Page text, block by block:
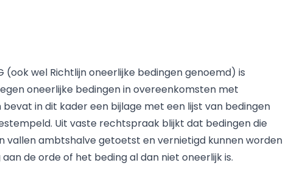
(ook wel Richtlijn oneerlijke bedingen genoemd) is
oneerlijke bedingen in overeenkomsten met
in dit kader een bijlage met een lijst van bedingen
Uit vaste rechtspraak blijkt dat bedingen die
vallen ambtshalve getoetst en vernietigd kunnen worden
de orde of het beding al dan niet oneerlijk is.